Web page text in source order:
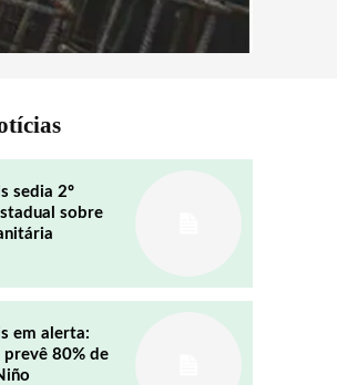
sedia 2º
sobre
em alerta:
prevê 80% de